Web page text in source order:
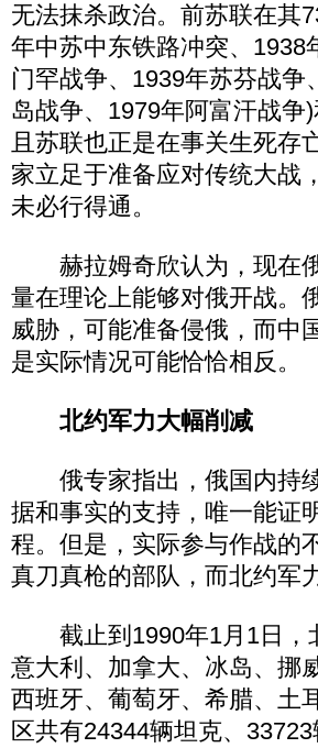
无法抹杀政治。前苏联在其
年中苏中东铁路冲突、1938
门罕战争、1939年苏芬战
岛战争、1979年阿富汗战
且苏联也正是在事关生死存
家立足于准备应对传统大战
未必行得通。
赫拉姆奇欣认为，现在俄
量在理论上能够对俄开战。
威胁，可能准备侵俄，而中
是实际情况可能恰恰相反。
北约军力大幅削减
俄专家指出，俄国内持续
据和事实的支持，唯一能证
程。但是，实际参与作战的
真刀真枪的部队，而北约军
截止到1990年1月1日，
意大利、加拿大、冰岛、挪
西班牙、葡萄牙、希腊、土
区共有24344辆坦克、